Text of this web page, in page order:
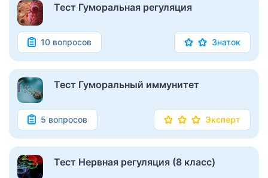
Тест Гуморальная регуляция
10 вопросов Знаток
Тест Гуморальный иммунитет
5 вопросов Эксперт
Тест Нервная регуляция (8 класс)